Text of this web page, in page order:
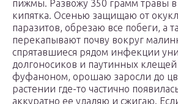
пижмы. Развожу 350 грамм травы в
кипятка. Осенью защищаю от
паразитов, обрезаю все побеги, а
перекапывают почву вокруг
спрятавшиеся рядом инфекции
долгоносиков и паутинных клещей
фуфаноном, орошаю заросли до
растении где-то частично
аккуратно ее удаляю и сжигаю.